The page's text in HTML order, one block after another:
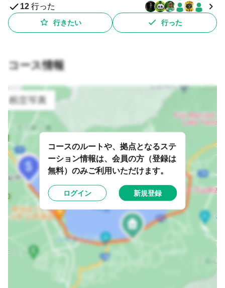
12 行った
行きたい 行った
コース情報
コースのルートや、拠点となるステ
ーション情報は、会員の方（登録は
無料）のみご利用いただけます。
ログイン 新規登録